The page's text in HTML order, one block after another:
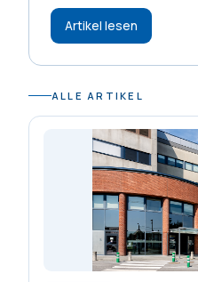
Artikel lesen
ALLE ARTIKEL